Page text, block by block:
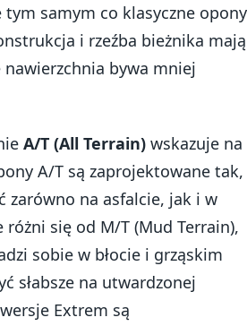
samym co klasyczne opony
i rzeźba bieżnika mają
bywa mniej
A/T (All Terrain) wskazuje na
A/T są zaprojektowane tak,
zarówno na asfalcie, jak i w
się od M/T (Mud Terrain),
sobie w błocie i grząskim
słabsze na utwardzonej
Extrem są